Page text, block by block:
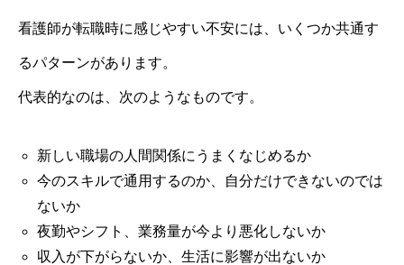
看護師が転職時に感じやすい不安には、いくつか共通す
るパターンがあります。
代表的なのは、次のようなものです。
新しい職場の人間関係にうまくなじめるか
今のスキルで通用するのか、自分だけできないのでは
ないか
夜勤やシフト、業務量が今より悪化しないか
収入が下がらないか、生活に影響が出ないか